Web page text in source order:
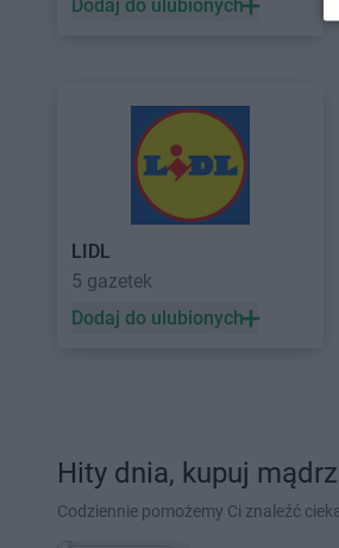
Dodaj do ulubionych
LIDL
5 gazetek
Dodaj do ulubionych
Hity dnia, kupuj
Codziennie pomożemy Ci znaleźć